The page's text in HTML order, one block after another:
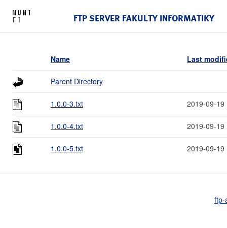
FTP SERVER FAKULTY INFORMATIKY
Name Last
Parent Directory
1.0.0-3.txt 2019-09-19
1.0.0-4.txt 2019-09-19
1.0.0-5.txt 2019-09-19
ftp-